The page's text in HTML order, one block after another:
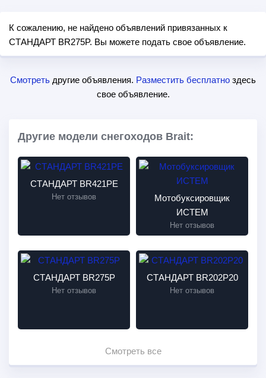
К сожалению, не найдено объявлений привязанных к
СТАНДАРТ BR275P. Вы можете подать свое объявление.
Смотреть другие объявления. Разместить бесплатно здесь
свое объявление.
Другие модели снегоходов Brait:
СТАНДАРТ BR421PE
Нет отзывов
Мотобуксировщик
ИСТЕМ
Нет отзывов
СТАНДАРТ BR275P
Нет отзывов
СТАНДАРТ BR202P20
Нет отзывов
Смотреть все